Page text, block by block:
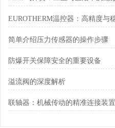
简单介绍压力传感器的操作步骤
防爆开关保障安全的重要设备
溢流阀的深度解析
联轴器：机械传动的精准连接装置